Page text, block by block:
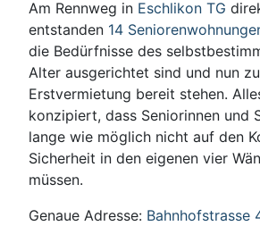
Am Rennweg in Eschlikon TG
entstanden 14
die Bedürfnisse des
Alter ausgerichtet sind und nun
Erstvermietung bereit stehen.
konzipiert, dass Seniorinnen und
lange wie möglich nicht auf den
Sicherheit in den eigenen vier
müssen.
Genaue Adresse: Bahnhofstrasse